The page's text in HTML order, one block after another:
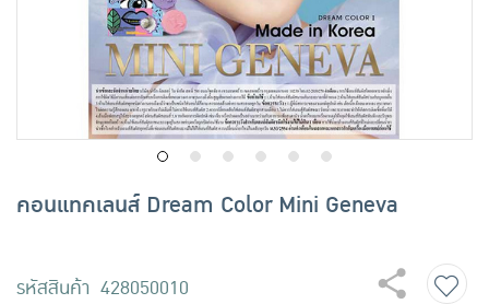
ขนมขบเคี้ยว และช็อคโกแลต
อาหารสด ผัก ผลไม้และเบเกอรี่
คอนแทคเลนส์ Dream Color Mini Geneva
รหัสสินค้า 428050010